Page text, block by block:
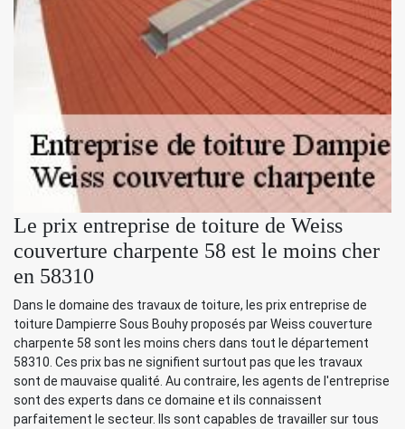
Le prix entreprise de toiture de Weiss
couverture charpente 58 est le moins cher
en 58310
Dans le domaine des travaux de toiture, les prix entreprise de
toiture Dampierre Sous Bouhy proposés par Weiss couverture
charpente 58 sont les moins chers dans tout le département
58310. Ces prix bas ne signifient surtout pas que les travaux
sont de mauvaise qualité. Au contraire, les agents de l'entreprise
sont des experts dans ce domaine et ils connaissent
parfaitement le secteur. Ils sont capables de travailler sur tous